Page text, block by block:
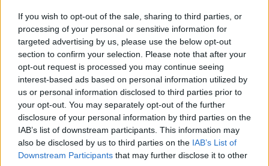
If you wish to opt-out of the sale, sharing to third parties, or
processing of your personal or sensitive information for
targeted advertising by us, please use the below opt-out
section to confirm your selection. Please note that after your
opt-out request is processed you may continue seeing
interest-based ads based on personal information utilized by
us or personal information disclosed to third parties prior to
your opt-out. You may separately opt-out of the further
disclosure of your personal information by third parties on the
IAB’s list of downstream participants. This information may
also be disclosed by us to third parties on the IAB’s List of
Downstream Participants that may further disclose it to other
Saranno possibili anche forti raffiche di vento e grandinate. Sulle
zone costiere i fenomeni più intensi hanno maggiori probabilità di
verificarsi nella mattinata di domani, mercoledì 31 Agosto.
Qui di seguito ricordiamo i consigli della Protezione civile:
In caso di avvisi di criticità o di allerte meteo, si consiglia di alzare il
livello della normale prudenza e di seguire le indicazioni fornite
dalla Protezione civile del Comune, i canali informativi sulla viabilità
e l’evoluzione delle condizioni meteo tramite radio, TV, siti web
istituzionali, e di osservare i seguenti accorgimenti.